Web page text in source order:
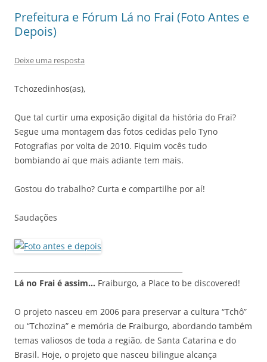
Prefeitura e Fórum Lá no Frai (Foto Antes e
Depois)
Deixe uma resposta
Tchozedinhos(as),
Que tal curtir uma exposição digital da história do Frai?
Segue uma montagem das fotos cedidas pelo Tyno
Fotografias por volta de 2010. Fiquim vocês tudo
bombiando aí que mais adiante tem mais.
Gostou do trabalho? Curta e compartilhe por aí!
Saudações
Lá no Frai é assim… Fraiburgo, a Place to be discovered!
O projeto nasceu em 2006 para preservar a cultura “Tchô”
ou “Tchozina” e memória de Fraiburgo, abordando também
temas valiosos de toda a região, de Santa Catarina e do
Brasil. Hoje, o projeto que nasceu bilingue alcança